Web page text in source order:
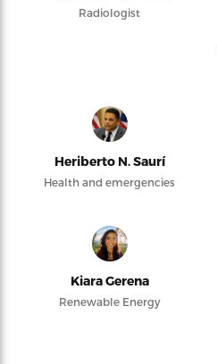
Radiologist
Heriberto N. Saurí
Health and emergencies
Kiara Gerena
Renewable Energy